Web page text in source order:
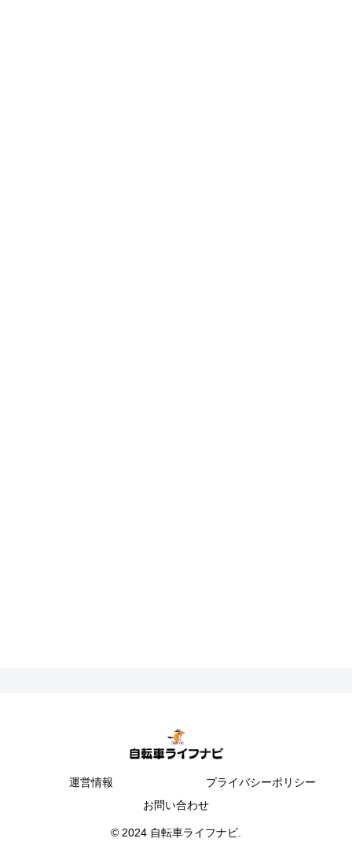
運営情報
プライバシーポリシー
お問い合わせ
© 2024 自転車ライフナビ.